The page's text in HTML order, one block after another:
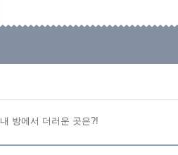
내 방에서 더러운 곳은?!